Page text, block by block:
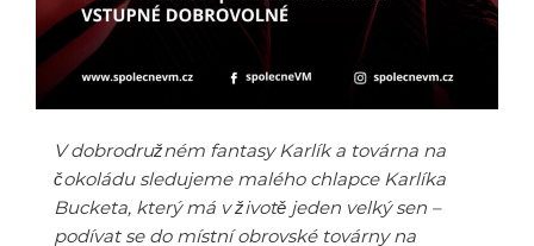
V dobrodružném fantasy Karlík a továrna na
čokoládu sledujeme malého chlapce Karlíka
Bucketa, který má v životě jeden velký sen –
podívat se do místní obrovské továrny na